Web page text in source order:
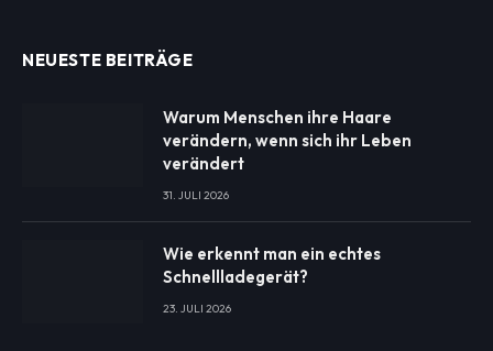
NEUESTE BEITRÄGE
Warum Menschen ihre Haare
verändern, wenn sich ihr Leben
verändert
31. JULI 2026
Wie erkennt man ein echtes
Schnellladegerät?
23. JULI 2026